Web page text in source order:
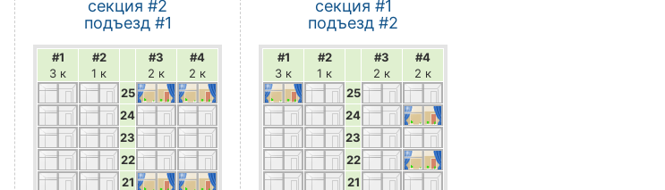
секция #2
подъезд #1
#1
3 к
#2
1 к
#3
2 к
#4
2 к
25
24
23
22
21
секция #1
подъезд #2
#1
3 к
#2
1 к
#3
2 к
#4
2 к
25
24
23
22
21